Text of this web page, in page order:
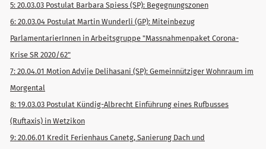
5: 20.03.03 Postulat Barbara Spiess (SP): Begegnungszonen
6: 20.03.04 Postulat Martin Wunderli (GP): Miteinbezug
ParlamentarierInnen in Arbeitsgruppe "Massnahmenpaket Corona-
Krise SR 2020/62"
7: 20.04.01 Motion Advije Delihasani (SP): Gemeinnütziger Wohnraum im
Morgental
8: 19.03.03 Postulat Kündig-Albrecht Einführung eines Rufbusses
(Ruftaxis) in Wetzikon
9: 20.06.01 Kredit Ferienhaus Canetg, Sanierung Dach und